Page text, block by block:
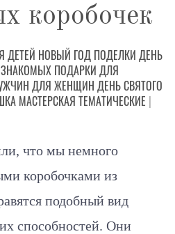
коробочек
ДЕТЕЙ НОВЫЙ ГОД ПОДЕЛКИ ДЕНЬ
ПОДАРКИ ДЛЯ
ДЛЯ ЖЕНЩИН ДЕНЬ СВЯТОГО
МАСТЕРСКАЯ ТЕМАТИЧЕСКИЕ |
что мы немного
коробочками из
подобный вид
способностей. Они